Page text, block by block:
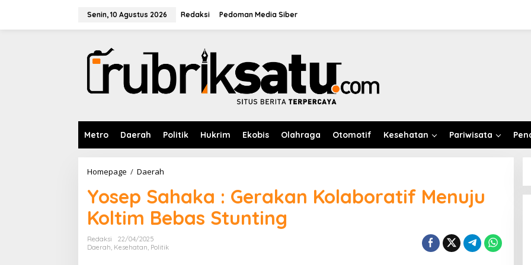
Senin, 10 Agustus 2026 Redaksi Pedoman Media Siber
Metro Daerah Politik Hukrim Ekobis Olahraga Otomotif Kesehatan Pariwisata
Homepage / Daerah
s
e
p
S
h
Yosep Sahaka : Gerakan Kolaboratif Menuju
Koltim Bebas Stunting
Redaksi
22/04/2025
Daerah Kesehatan Politik